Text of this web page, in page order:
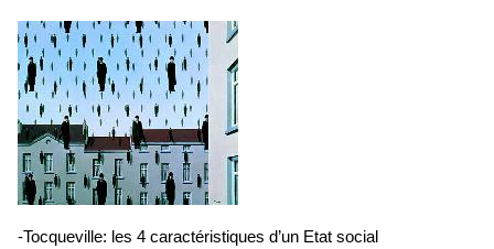
-Tocqueville: les 4 caractéristiques d’un Etat social